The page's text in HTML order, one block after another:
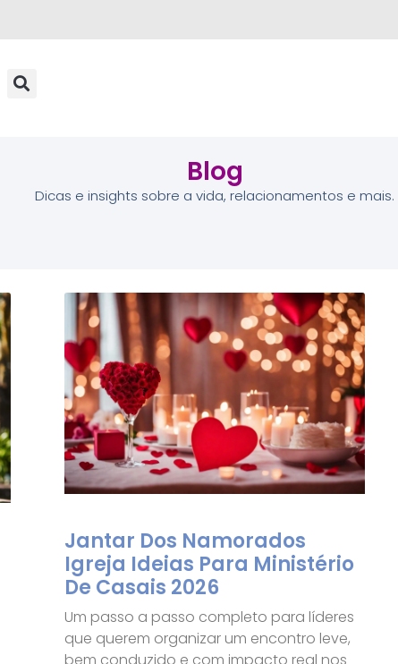
Blog
Dicas e insights sobre a vida, relacionamentos e mais.
Jantar Dos Namorados
Igreja Ideias Para Ministério
De Casais 2026
Um passo a passo completo para líderes
que querem organizar um encontro leve,